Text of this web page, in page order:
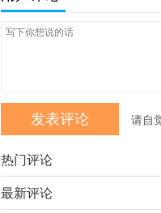
请自
热门评论
最新评论